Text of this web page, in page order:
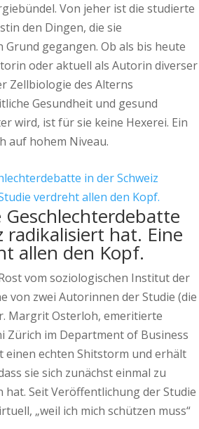
Von jeher ist die studierte
den Dingen, die sie
gegangen. Ob als bis heute
oder aktuell als Autorin diverser
Zellbiologie des Alterns
Gesundheit und gesund
wird, ist für sie keine Hexerei. Ein
auf hohem Niveau.
Geschlechterdebatte
radikalisiert hat. Eine
allen den Kopf.
vom soziologischen Institut der
von zwei Autorinnen der Studie (die
Margrit Osterloh, emeritierte
Zürich im Department of Business
einen echten Shitstorm und erhält
sie sich zunächst einmal zu
hat. Seit Veröffentlichung der Studie
„weil ich mich schützen muss“